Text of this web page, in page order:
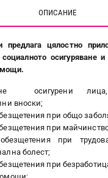
ОПИСАНИЕ
предлага цялостно
осигуряване и
осигурени лица,
вноски;
при общо
при
при
болест;
при